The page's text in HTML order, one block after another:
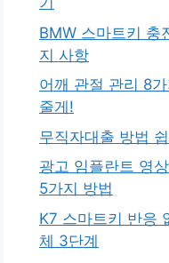
BMW 스마트키 충
지 사항
어깨 관절 관리 8
줄게!
무직자대출 방법
광고 임플란트 영
5가지 방법
K7 스마트키 반응
체 3단계